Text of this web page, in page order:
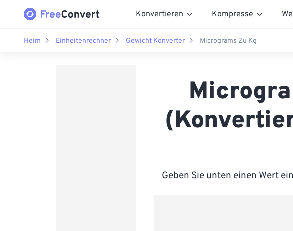
Konvertieren Kompresse
Heim Einheitenrechner Gewicht Konverter Micrograms Zu Kg
Geben Sie unten einen Wert